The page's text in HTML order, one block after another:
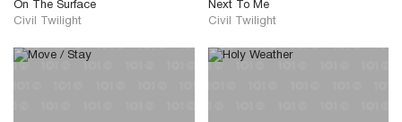
On The Surface
Civil Twilight
Next To Me
Civil Twilight